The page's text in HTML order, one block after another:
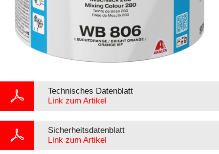
Technisches Datenblatt
Link zum Artikel
Sicherheitsdatenblatt
Link zum Artikel